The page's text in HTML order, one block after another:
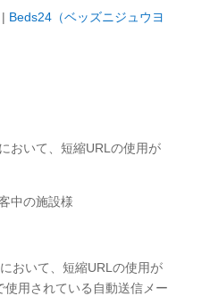
| Beds24（ベッズニジュウヨ
おいて、短縮URLの使用が
中の施設様
おいて、短縮URLの使用が
使用されている自動送信メー